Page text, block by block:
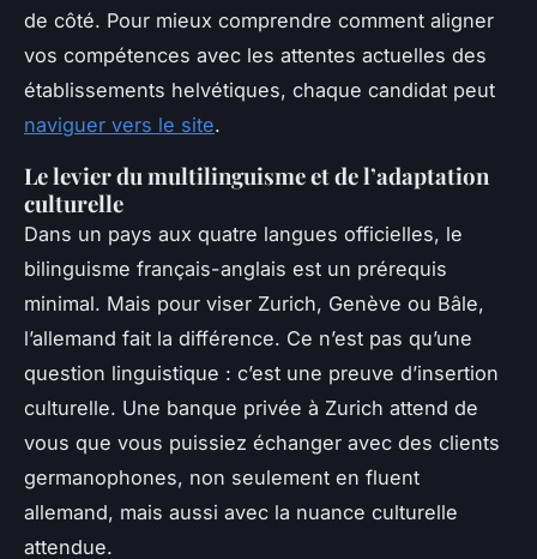
de côté. Pour mieux comprendre comment aligner
vos compétences avec les attentes actuelles des
établissements helvétiques, chaque candidat peut
naviguer vers le site.
Le levier du multilinguisme et de l’adaptation
culturelle
Dans un pays aux quatre langues officielles, le
bilinguisme français-anglais est un prérequis
minimal. Mais pour viser Zurich, Genève ou Bâle,
l’allemand fait la différence. Ce n’est pas qu’une
question linguistique : c’est une preuve d’insertion
culturelle. Une banque privée à Zurich attend de
vous que vous puissiez échanger avec des clients
germanophones, non seulement en fluent
allemand, mais aussi avec la nuance culturelle
attendue.